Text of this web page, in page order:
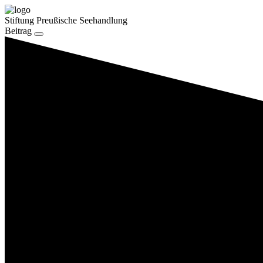
Stiftung Preußische Seehandlung
Beitrag